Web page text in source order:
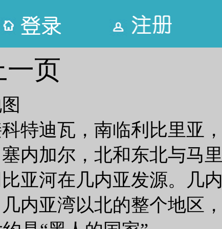
一页
特迪瓦，南临利比里亚，
内加尔，北和东北与马里
亚河在几内亚发源。几内
内亚湾以北的整个地区，